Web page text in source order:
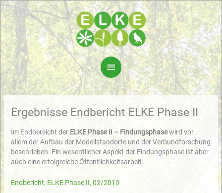
Zum
Inhalt
springen
Hauptmenü
Ergebnisse Endbericht ELKE Phase II
Im Endbereicht der ELKE Phase II – Findungsphasewird vor
allem der Aufbau der Modellstandorte und der Verbundforschung
beschrieben. Ein wesentlicher Aspekt der Findungsphase ist aber
auch eine erfolgreiche Öffentlichkeitsarbeit.
Endbericht, ELKE Phase II, 02/2010